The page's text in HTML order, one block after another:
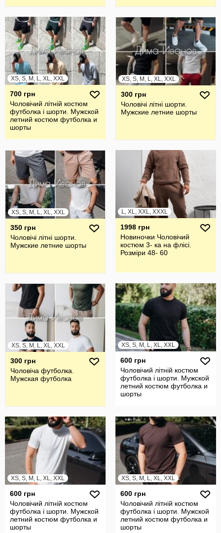
XS, S, M, L, XL, XXL
700 грн
Чоловічий літній костюм
футболка і шорти. Мужской
летний костюм футболка и
шорты
XS, S, M, L, XL, XXL
300 грн
Чоловічі літні шорти.
Мужские летние шорты
XS, S, M, L, XL, XXL
350 грн
Чоловічі літні шорти.
Мужские летние шорты
L, XL, XXL, XXXL
1998 грн
Новиночки Чоловічий
костюм 3- ка на флісі.
Розміри 48- 60
XS, S, M, L, XL, XXL
300 грн
Чоловіча футболка.
Мужская футболка
XS, S, M, L, XL, XXL
600 грн
Чоловічий літній костюм
футболка і шорти. Мужской
летний костюм футболка и
шорты
XS, S, M, L, XL, XXL
600 грн
Чоловічий літній костюм
футболка і шорти. Мужской
летний костюм футболка и
шорты
XS, S, M, L, XL, XXL
600 грн
Чоловічий літній костюм
футболка і шорти. Мужской
летний костюм футболка и
шорты